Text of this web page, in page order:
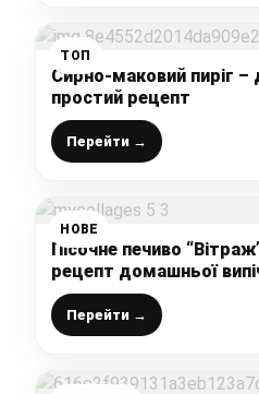
ТОП
Сирно-маковий пиріг
простий рецепт
Перейти →
НОВЕ
Пісочне печиво
рецепт домашньої
Перейти →